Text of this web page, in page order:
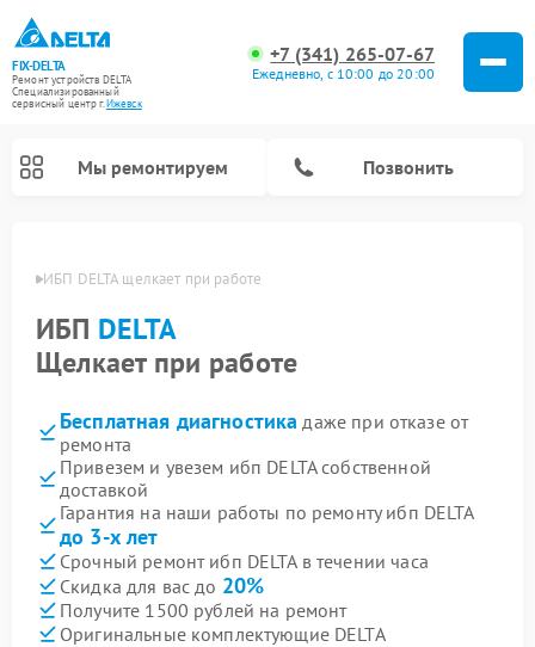
FIX-DELTA
Ремонт устройств DELTA
Специализированный
cервисный центр г.Ижевск
+7 (341) 265-07-67
Ежедневно, с 10:00 до 20:00
Мы ремонтируем Позвонить
ИБП DELTA щелкает при работе
ИБП DELTA
Щелкает при работе
Бесплатная диагностика даже при отказе от
ремонта
Привезем и увезем ибп DELTA собственной
доставкой
Гарантия на наши работы по ремонту ибп DELTA
до 3-х лет
Срочный ремонт ибп DELTA в течении часа
Скидка для вас до 20%
Получите 1500 рублей на ремонт
Оригинальные комплектующие DELTA